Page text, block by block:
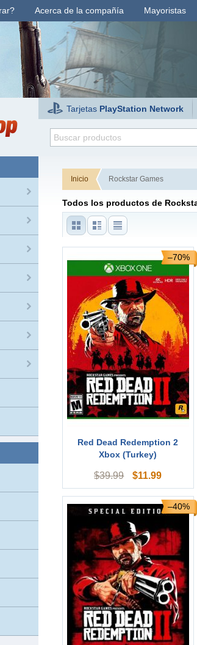
Acerca de la compañía Mayoristas
Tarjetas PlayStation Network
Inicio Rockstar Games
Todos los productos de
–70%
Red Dead Redemption 2
Xbox (Turkey)
$39.99 $11.99
–40%